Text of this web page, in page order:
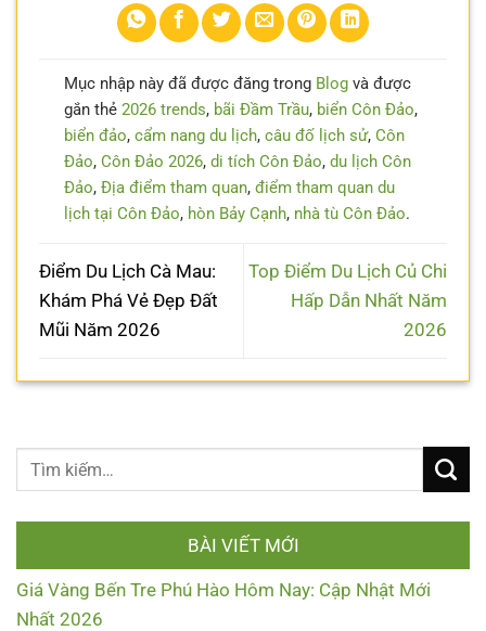
Mục nhập này đã được đăng trong Blogvà được
gắn thẻ 2026 trends, bãi Đầm Trầu, biển Côn Đảo,
biển đảo, cẩm nang du lịch, câu đố lịch sử, Côn
Đảo, Côn Đảo 2026, di tích Côn Đảo, du lịch Côn
Đảo, Địa điểm tham quan, điểm tham quan du
lịch tại Côn Đảo, hòn Bảy Cạnh, nhà tù Côn Đảo.
Điểm Du Lịch Cà Mau:
Khám Phá Vẻ Đẹp Đất
Mũi Năm 2026
Top Điểm Du Lịch Củ Chi
Hấp Dẫn Nhất Năm
2026
BÀI VIẾT MỚI
Giá Vàng Bến Tre Phú Hào Hôm Nay: Cập Nhật Mới
Nhất 2026